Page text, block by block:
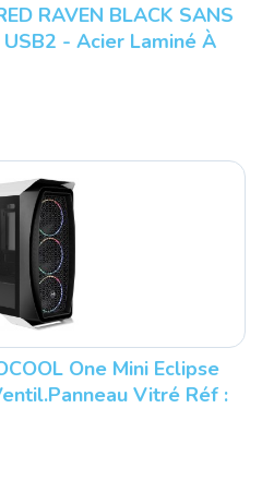
RAVEN BLACK SANS
- Acier Laminé À
: M.RED MR
One Mini Eclipse
Vitré Réf :